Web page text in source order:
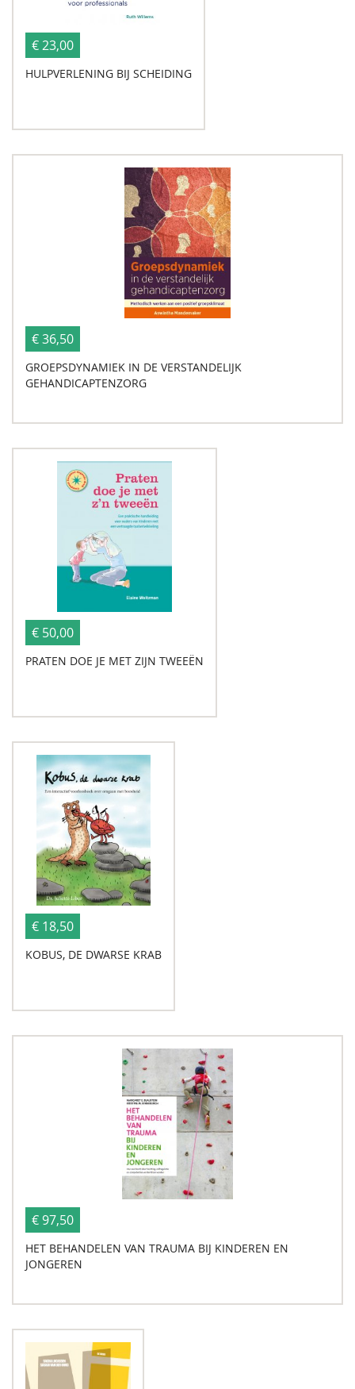
€ 23,00
HULPVERLENING BIJ SCHEIDING
€ 36,50
GROEPSDYNAMIEK IN DE VERSTANDELIJK
GEHANDICAPTENZORG
€ 50,00
PRATEN DOE JE MET ZIJN TWEEËN
€ 18,50
KOBUS, DE DWARSE KRAB
€ 97,50
HET BEHANDELEN VAN TRAUMA BIJ KINDEREN EN
JONGEREN